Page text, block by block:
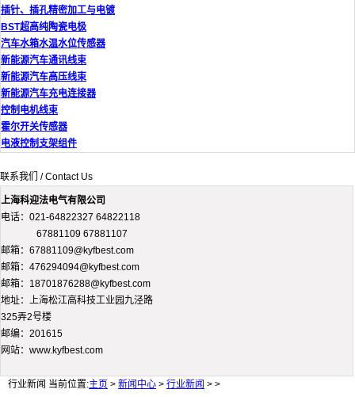
插针、插孔精密加工与电镀
BST超高纯陶瓷电极
汽车水箱水温水位传感器
新能源汽车通讯线束
新能源汽车高压线束
新能源汽车充电连接器
控制电机线束
霍尔开关传感器
电液控制支架组件
联系我们 / Contact Us
上海科迎法电气有限公司
电话：021-64822327 64822118
67881109 67881107
邮箱：67881109@kyfbest.com
邮箱：476294094@kyfbest.com
邮箱：18701876288@kyfbest.com
地址：上海松江高科技工业园九泾路
325弄2号楼
邮编：201615
网站：www.kyfbest.com
行业新闻 当前位置:主页 > 新闻中心 > 行业新闻 > >